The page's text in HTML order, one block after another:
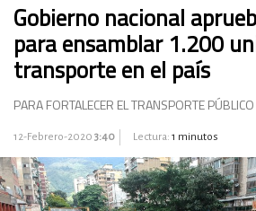
Gobierno nacional
para ensamblar 1.200
transporte en el país
PARA FORTALECER EL TRANSPORTE
12-Febrero-2020 3:40 Lectura: 1 minutos